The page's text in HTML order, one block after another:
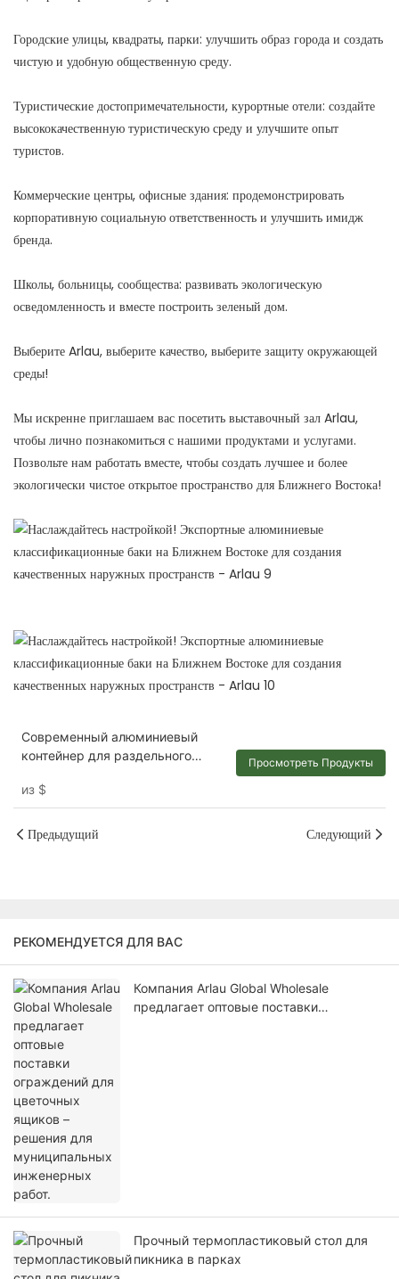
Городские улицы, квадраты, парки: улучшить образ города и создать
чистую и удобную общественную среду.
Туристические достопримечательности, курортные отели: создайте
высококачественную туристическую среду и улучшите опыт
туристов.
Коммерческие центры, офисные здания: продемонстрировать
корпоративную социальную ответственность и улучшить имидж
бренда.
Школы, больницы, сообщества: развивать экологическую
осведомленность и вместе построить зеленый дом.
Выберите Arlau, выберите качество, выберите защиту окружающей
среды!
Мы искренне приглашаем вас посетить выставочный зал Arlau,
чтобы лично познакомиться с нашими продуктами и услугами.
Позвольте нам работать вместе, чтобы создать лучшее и более
экологически чистое открытое пространство для Ближнего Востока!
Современный алюминиевый
контейнер для раздельного
месте
из $
Просмотреть Продукты
Предыдущий Следующий
РЕКОМЕНДУЕТСЯ ДЛЯ ВАС
Компания Arlau Global Wholesale
предлагает оптовые поставки
Прочный термопластиковый стол для
пикника в парках